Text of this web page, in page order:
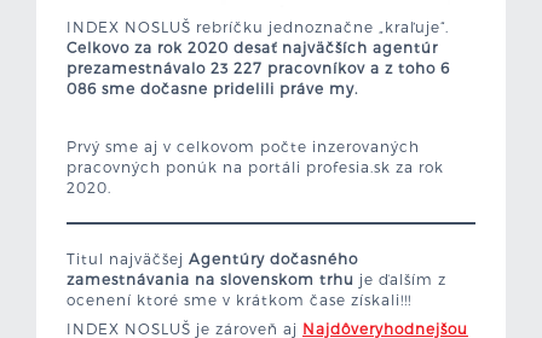
INDEX NOSLUŠ rebríčku jednoznačne „kraľuje“.
Celkovo za rok 2020 desať najväčších agentúr
prezamestnávalo 23 227 pracovníkov a z toho 6
086 sme dočasne pridelili práve my.
Prvý sme aj v celkovom počte inzerovaných
pracovných ponúk na portáli profesia.sk za rok
2020.
Titul najväčšej Agentúry dočasného
zamestnávania na slovenskom trhu je ďalším z
ocenení ktoré sme v krátkom čase získali!!!
INDEX NOSLUŠ je zároveň aj Najdôveryhodnejšou